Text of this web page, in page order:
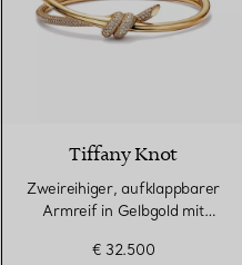
Tiffany Knot
Zweireihiger, aufklappbarer
Armreif in Gelbgold mit
€ 32.500